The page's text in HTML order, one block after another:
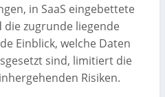
in SaaS eingebettete
die zugrunde liegende
Einblick, welche Daten
sind, limitiert die
Risiken.